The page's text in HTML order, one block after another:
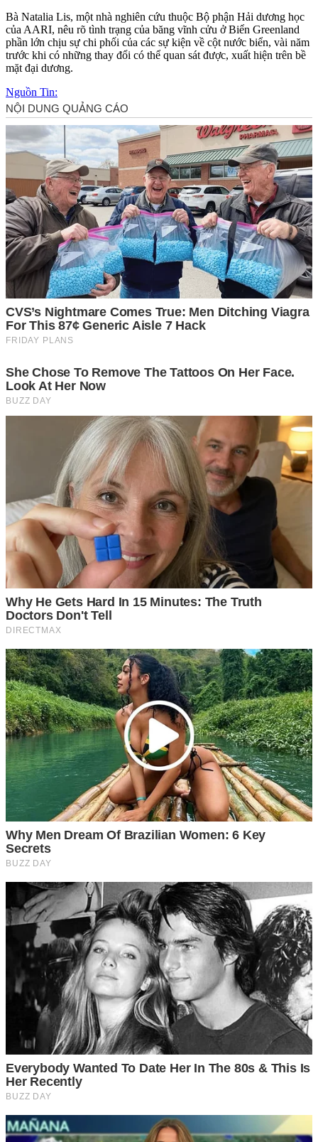
Bà Natalia Lis, một nhà nghiên cứu thuộc Bộ phận Hải dương học
của AARI, nêu rõ tình trạng của băng vĩnh cửu ở Biển Greenland
phần lớn chịu sự chi phối của các sự kiện về cột nước biển, vài năm
trước khi có những thay đổi có thể quan sát được, xuất hiện trên bề
mặt đại dương.
Nguồn Tin: